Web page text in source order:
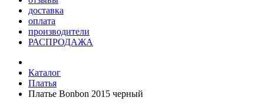
доставка
оплата
производители
РАСПРОДАЖА
Каталог
Платья
Платье Bonbon 2015 черный